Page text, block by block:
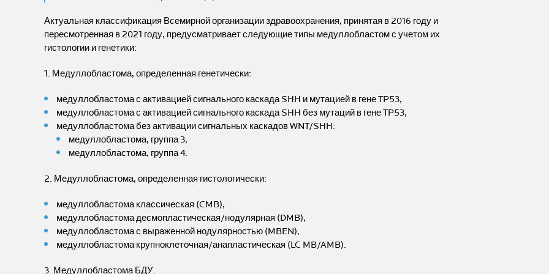
Актуальная классификация Всемирной организации здравоохранения, принятая в 2016 году и
пересмотренная в 2021 году, предусматривает следующие типы медуллобластом с учетом их
гистологии и генетики:
1. Медуллобластома, определенная генетически:
медуллобластома с активацией сигнального каскада SHH и мутацией в гене TP53,
медуллобластома с активацией сигнального каскада SHH без мутаций в гене TP53,
медуллобластома без активации сигнальных каскадов WNT/SHH:
медуллобластома, группа 3,
медуллобластома, группа 4.
2. Медуллобластома, определенная гистологически:
медуллобластома классическая (CMB),
медуллобластома десмопластическая/нодулярная (DMB),
медуллобластома с выраженной нодулярностью (MBEN),
медуллобластома крупноклеточная/анапластическая (LC MB/AMB).
3. Медуллобластома БДУ.